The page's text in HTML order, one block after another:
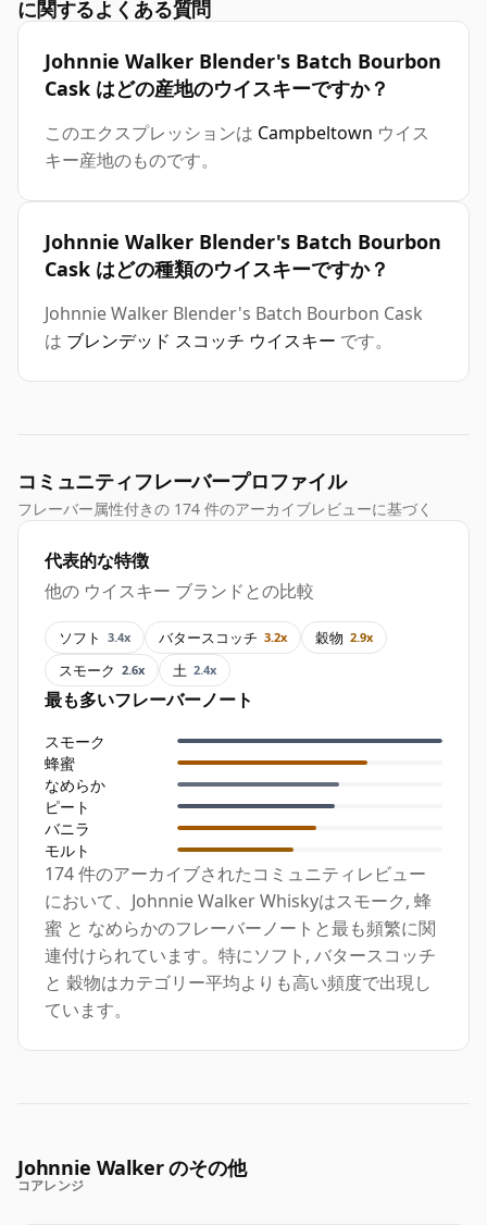
に関するよくある質問
Johnnie Walker Blender's Batch Bourbon
Cask はどの産地のウイスキーですか？
このエクスプレッションは Campbeltown ウイス
キー産地のものです。
Johnnie Walker Blender's Batch Bourbon
Cask はどの種類のウイスキーですか？
Johnnie Walker Blender's Batch Bourbon Cask
は ブレンデッド スコッチ ウイスキー です。
コミュニティフレーバープロファイル
フレーバー属性付きの 174 件のアーカイブレビューに基づく
代表的な特徴
他の ウイスキー ブランドとの比較
ソフト 3.4x バタースコッチ 3.2x 穀物 2.9x
スモーク 2.6x 土 2.4x
最も多いフレーバーノート
スモーク
蜂蜜
なめらか
ピート
バニラ
モルト
174 件のアーカイブされたコミュニティレビュー
において、Johnnie Walker Whiskyはスモーク, 蜂
蜜 と なめらかのフレーバーノートと最も頻繁に関
連付けられています。特にソフト, バタースコッチ
と 穀物はカテゴリー平均よりも高い頻度で出現し
ています。
Johnnie Walker のその他
コアレンジ